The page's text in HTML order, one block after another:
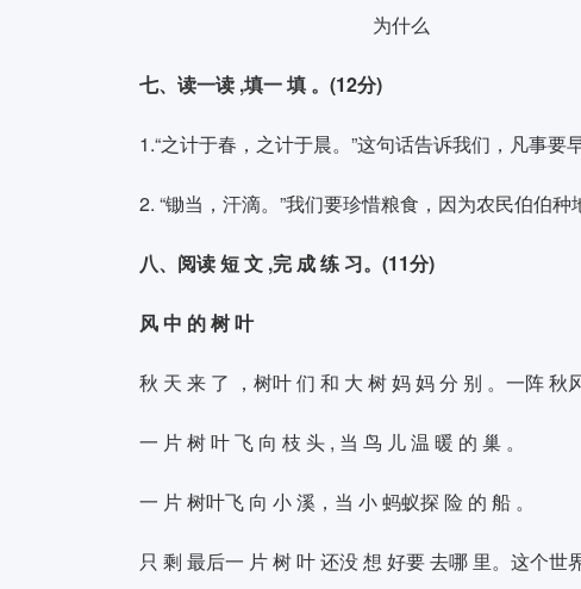
为什
七、读一读 ,填一 填 。(12分)
1.“之计于春，之计于晨。”这句话告诉我们，凡事要
2. “锄当，汗滴。”我们要珍惜粮食，因为农民伯伯种
八、阅读 短 文 ,完 成 练 习。(11分)
风 中 的 树 叶
秋 天 来 了 ，树叶 们 和 大 树 妈 妈 分 别 。一阵 秋
一 片 树 叶 飞 向 枝 头 , 当 鸟 儿 温 暖 的 巢 。
一 片 树叶飞 向 小 溪，当 小 蚂蚁探 险 的 船 。
只 剩 最后一 片 树 叶 还没 想 好要 去哪 里。这个世